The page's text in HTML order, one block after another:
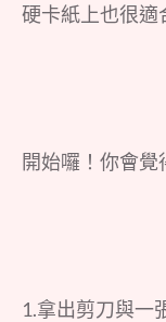
硬卡紙上也很適
開始囉！你會
1.拿出剪刀與一